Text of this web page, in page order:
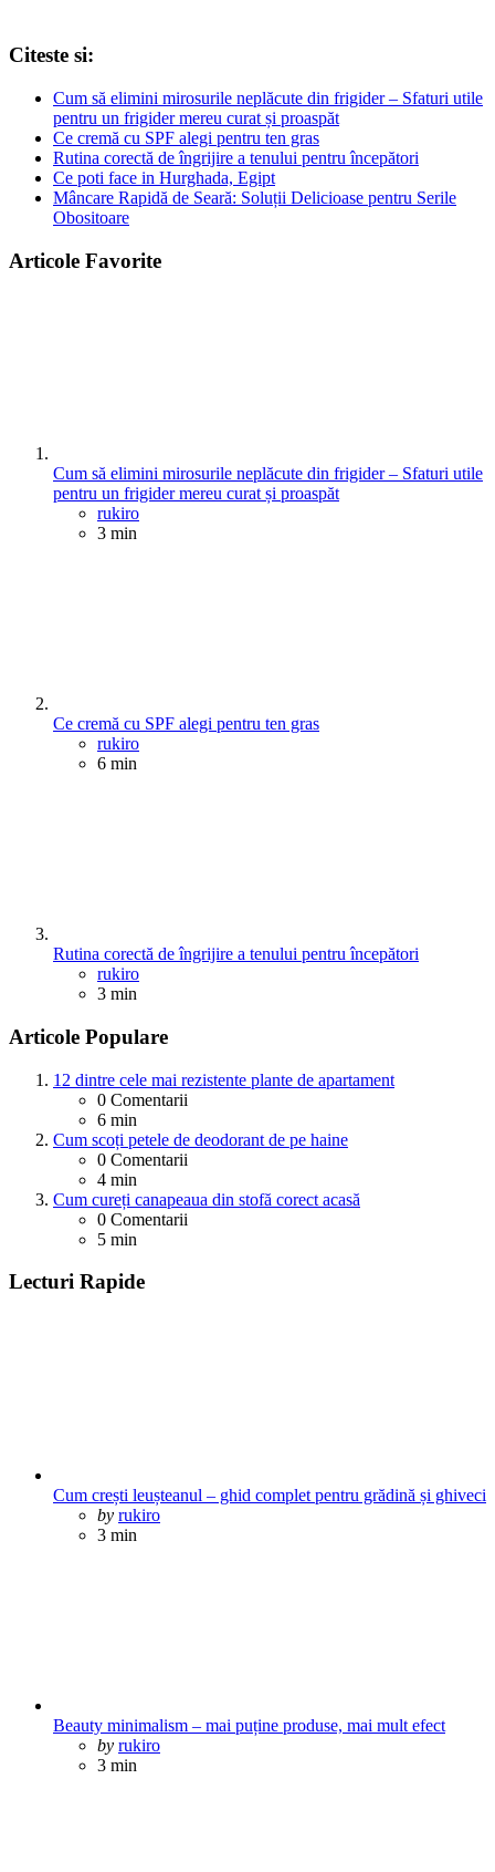
Citeste si:
Cum să elimini mirosurile neplăcute din frigider – Sfaturi utile
pentru un frigider mereu curat și proaspăt
Ce cremă cu SPF alegi pentru ten gras
Rutina corectă de îngrijire a tenului pentru începători
Ce poti face in Hurghada, Egipt
Mâncare Rapidă de Seară: Soluții Delicioase pentru Serile
Obositoare
Articole Favorite
Cum să elimini mirosurile neplăcute din frigider – Sfaturi utile
pentru un frigider mereu curat și proaspăt
Posted
rukiro
3 min
Ce cremă cu SPF alegi pentru ten gras
Posted
rukiro
6 min
Rutina corectă de îngrijire a tenului pentru începători
Posted
rukiro
3 min
Articole Populare
12 dintre cele mai rezistente plante de apartament
0 Comentarii
6 min
Cum scoți petele de deodorant de pe haine
0 Comentarii
4 min
Cum cureți canapeaua din stofă corect acasă
0 Comentarii
5 min
Lecturi Rapide
Cum crești leușteanul – ghid complet pentru grădină și ghiveci
Posted
by rukiro
3 min
Beauty minimalism – mai puține produse, mai mult efect
Posted
by rukiro
3 min